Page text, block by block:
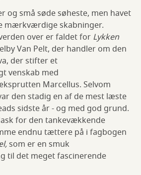
og små søde søheste, men havet
mærkværdige skabninger.
over er faldet for Lykken
Van Pelt, der handler om den
der stifter et
venskab med
Marcellus. Selvom
den stadig en af de mest læste
sidste år - og med god grund.
for den tankevækkende
endnu tættere på i fagbogen
som er en smuk
til det meget fascinerende